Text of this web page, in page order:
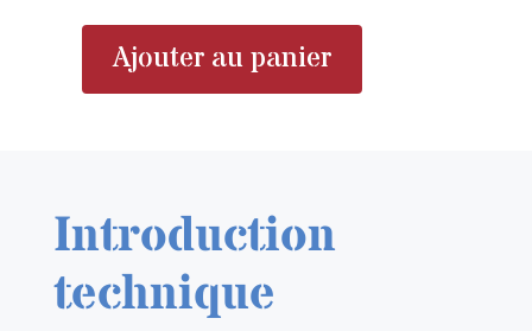
quantité
MD-
Mule
Ajouter au panier
Introduction
technique